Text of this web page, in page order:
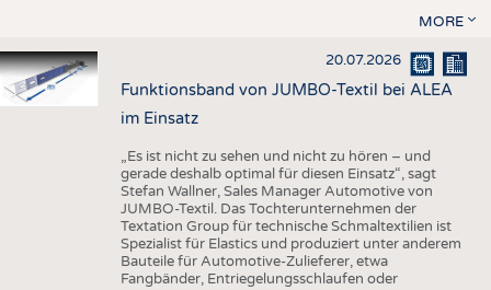
MORE
20.07.2026
Funktionsband von JUMBO-Textil bei ALEA
im Einsatz
„Es ist nicht zu sehen und nicht zu hören – und
gerade deshalb optimal für diesen Einsatz“, sagt
Stefan Wallner, Sales Manager Automotive von
JUMBO-Textil. Das Tochterunternehmen der
Textation Group für technische Schmaltextilien ist
Spezialist für Elastics und produziert unter anderem
Bauteile für Automotive-Zulieferer, etwa
Fangbänder, Entriegelungsschlaufen oder